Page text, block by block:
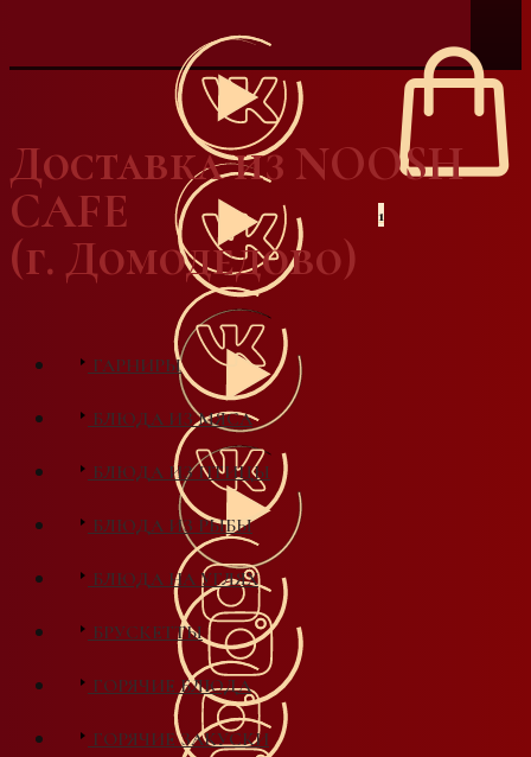
1
Доставка из NOOSH
CAFE
(г. Домодедово)
ГАРНИРЫ
БЛЮДА ИЗ МЯСА
БЛЮДА ИЗ ПТИЦЫ
БЛЮДА ИЗ РЫБЫ
БЛЮДА НА УГЛЯХ
БРУСКЕТТЫ
ГОРЯЧИЕ БЛЮДА
ГОРЯЧИЕ ЗАКУСКИ